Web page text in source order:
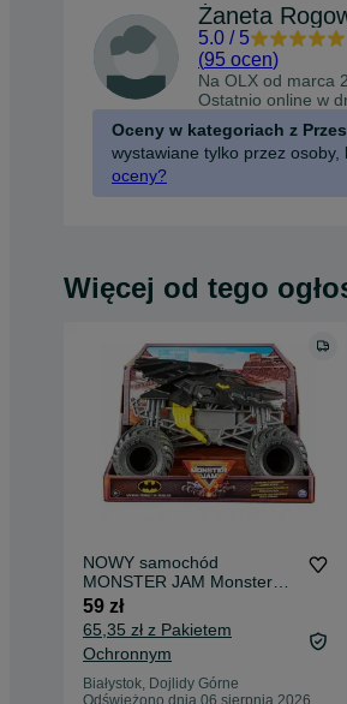
Żaneta
5.0 / 5
(95 ocen)
Na OLX od marca
Ostatnio online w
Oceny w kategoriach z
wystawiane tylko przez osoby,
oceny?
Więcej od tego
NOWY samochód
MONSTER JAM Monster
Truck Batman Pojazd
terenowy 1:24
59 zł
65,35 zł z Pakietem
Ochronnym
Białystok, Dojlidy Górne